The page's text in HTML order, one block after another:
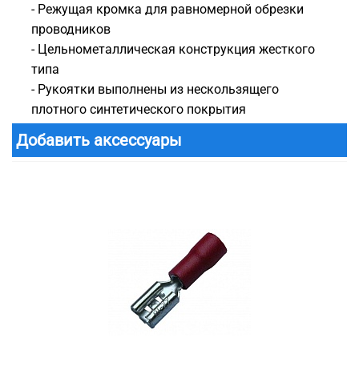
- Режущая кромка для равномерной обрезки
проводников
- Цельнометаллическая конструкция жесткого
типа
- Рукоятки выполнены из нескользящего
плотного синтетического покрытия
Добавить аксессуары